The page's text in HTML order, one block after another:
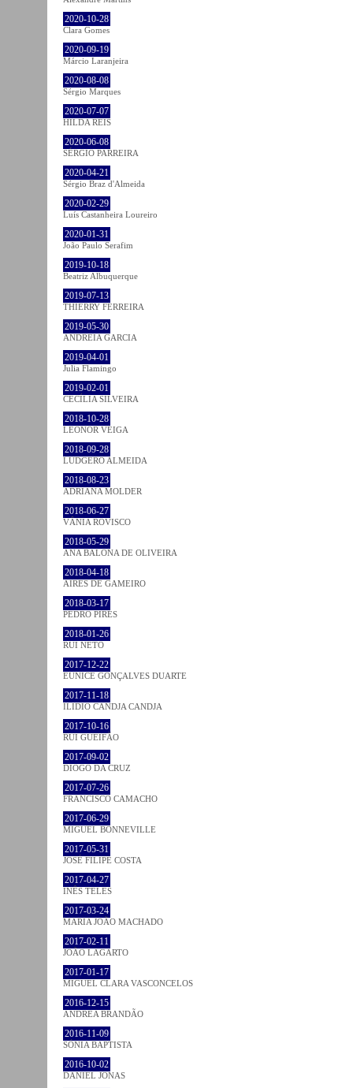
2020-10-28
Clara Gomes
2020-09-19
Márcio Laranjeira
2020-08-08
Sérgio Marques
2020-07-07
HILDA REIS
2020-06-08
SÉRGIO PARREIRA
2020-04-21
Sérgio Braz d'Almeida
2020-02-29
Luís Castanheira Loureiro
2020-01-31
João Paulo Serafim
2019-10-18
Beatriz Albuquerque
2019-07-13
THIERRY FERREIRA
2019-05-30
ANDREIA GARCIA
2019-04-01
Julia Flamingo
2019-02-01
CECÍLIA SILVEIRA
2018-10-28
LEONOR VEIGA
2018-09-28
LUDGERO ALMEIDA
2018-08-23
ADRIANA MOLDER
2018-06-27
VÂNIA ROVISCO
2018-05-29
ANA BALONA DE OLIVEIRA
2018-04-18
AIRES DE GAMEIRO
2018-03-17
PEDRO PIRES
2018-01-26
RUI NETO
2017-12-22
EUNICE GONÇALVES DUARTE
2017-11-18
ILIDIO CANDJA CANDJA
2017-10-16
RUI GUEIFÃO
2017-09-02
DIOGO DA CRUZ
2017-07-26
FRANCISCO CAMACHO
2017-06-29
MIGUEL BONNEVILLE
2017-05-31
JOSÉ FILIPE COSTA
2017-04-27
INÊS TELES
2017-03-24
MARIA JOÃO MACHADO
2017-02-11
JOÃO LAGARTO
2017-01-17
MIGUEL CLARA VASCONCELOS
2016-12-15
ANDREA BRANDÃO
2016-11-09
SÓNIA BAPTISTA
2016-10-02
DANIEL JONAS